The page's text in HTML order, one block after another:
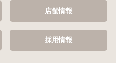
店舗情報
採用情報